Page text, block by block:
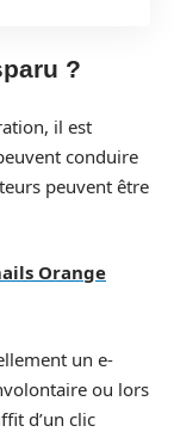
?
il est
conduire
peuvent être
Orange
un e-
ou lors
d’un clic